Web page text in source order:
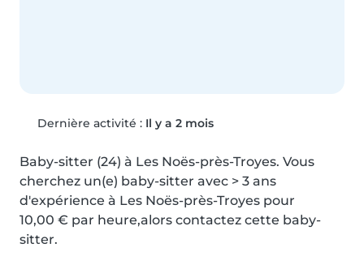
Dernière activité : Il y a 2 mois
Baby-sitter (24) à Les Noës-près-Troyes. Vous
cherchez un(e) baby-sitter avec > 3 ans
d'expérience à Les Noës-près-Troyes pour
10,00 € par heure,alors contactez cette baby-
sitter.